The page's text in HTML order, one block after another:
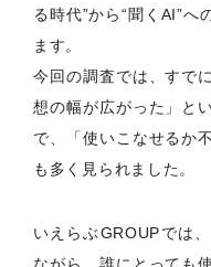
る時代”から“聞くAI”へ
ます。
今回の調査では、すで
想の幅が広がった」と
で、「使いこなせるか
も多く見られました。
いえらぶGROUPでは